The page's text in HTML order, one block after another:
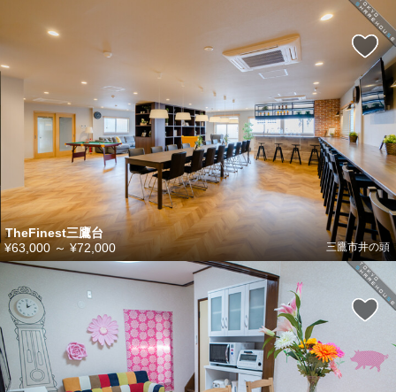
TheFinest三鷹台
三鷹市井の頭
¥63,000 ～¥72,000